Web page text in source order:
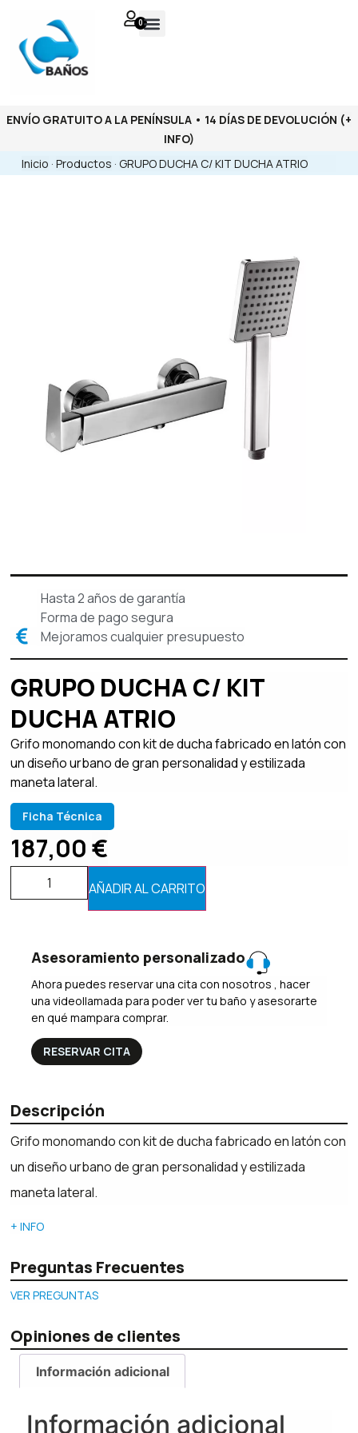
0
ENVÍO GRATUITO A LA PENÍNSULA • 14 DÍAS DE DEVOLUCIÓN (+
INFO)
Inicio · Productos · GRUPO DUCHA C/ KIT DUCHA ATRIO
Hasta 2 años de garantía
Forma de pago segura
Mejoramos cualquier presupuesto
GRUPO DUCHA C/ KIT
DUCHA ATRIO
Grifo monomando con kit de ducha fabricado en latón con
un diseño urbano de gran personalidad y estilizada
maneta lateral.
Ficha Técnica
187,00€
AÑADIR AL CARRITO
Asesoramiento personalizado
Ahora puedes reservar una cita con nosotros , hacer
una videollamada para poder ver tu baño y asesorarte
en qué mampara comprar.
RESERVAR CITA
Descripción
Grifo monomando con kit de ducha fabricado en latón con
un diseño urbano de gran personalidad y estilizada
maneta lateral.
+ INFO
Preguntas Frecuentes
VER PREGUNTAS
Opiniones de clientes
Información adicional
Información adicional